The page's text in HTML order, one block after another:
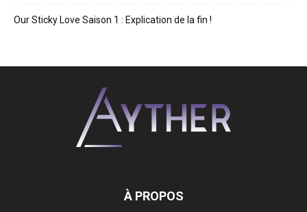
Our Sticky Love Saison 1 : Explication de la fin !
À PROPOS